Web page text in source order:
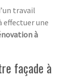
travail
effectuer une
à
façade à